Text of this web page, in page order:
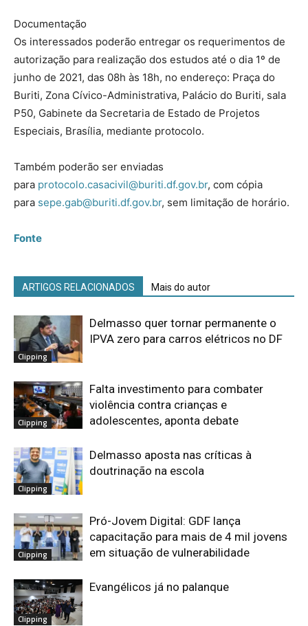
Documentação
Os interessados poderão entregar os requerimentos de
autorização para realização dos estudos até o dia 1º de
junho de 2021, das 08h às 18h, no endereço: Praça do
Buriti, Zona Cívico-Administrativa, Palácio do Buriti, sala
P50, Gabinete da Secretaria de Estado de Projetos
Especiais, Brasília, mediante protocolo.
Também poderão ser enviadas
para protocolo.casacivil@buriti.df.gov.br, com cópia
para sepe.gab@buriti.df.gov.br, sem limitação de horário.
Fonte
ARTIGOS RELACIONADOS Mais do autor
Clipping
Delmasso quer tornar permanente o
IPVA zero para carros elétricos no DF
Clipping
Falta investimento para combater
violência contra crianças e
adolescentes, aponta debate
Clipping
Delmasso aposta nas críticas à
doutrinação na escola
Clipping
Pró-Jovem Digital: GDF lança
capacitação para mais de 4 mil jovens
em situação de vulnerabilidade
Clipping
Evangélicos já no palanque